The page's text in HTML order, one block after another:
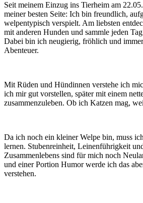
Seit meinem Einzug ins Tierheim am
meiner besten Seite: Ich bin freundlich,
welpentypisch verspielt. Am liebsten
mit anderen Hunden und sammle jeden
Dabei bin ich neugierig, fröhlich und
Abenteuer.
Mit Rüden und Hündinnen verstehe ich
ich mir gut vorstellen, später mit einem
zusammenzuleben. Ob ich Katzen mag,
Da ich noch ein kleiner Welpe bin, muss
lernen. Stubenreinheit, Leinenführigkeit
Zusammenlebens sind für mich noch
und einer Portion Humor werde ich das
verstehen.